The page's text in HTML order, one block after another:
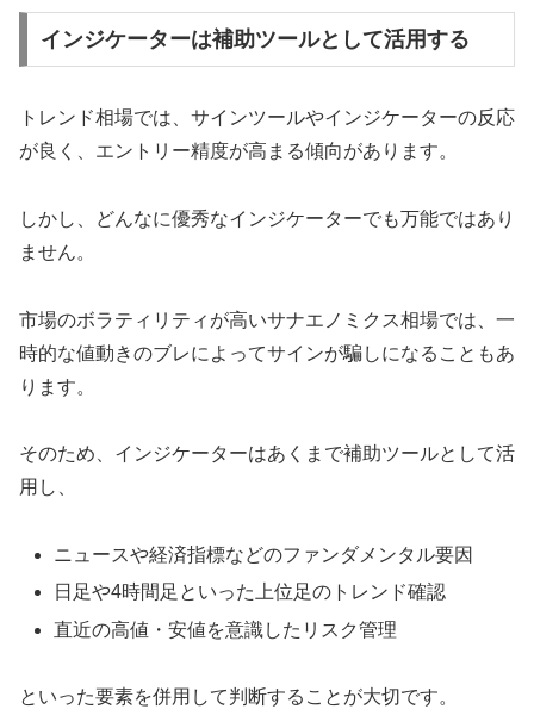
インジケーターは補助ツールとして活用する
トレンド相場では、サインツールやインジケーターの反応
が良く、エントリー精度が高まる傾向があります。
しかし、どんなに優秀なインジケーターでも万能ではあり
ません。
市場のボラティリティが高いサナエノミクス相場では、一
時的な値動きのブレによってサインが騙しになることもあ
ります。
そのため、インジケーターはあくまで補助ツールとして活
用し、
ニュースや経済指標などのファンダメンタル要因
日足や4時間足といった上位足のトレンド確認
直近の高値・安値を意識したリスク管理
といった要素を併用して判断することが大切です。